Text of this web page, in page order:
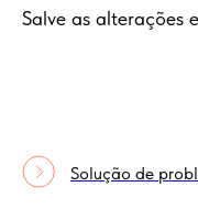
Salve as alterações
Solução de